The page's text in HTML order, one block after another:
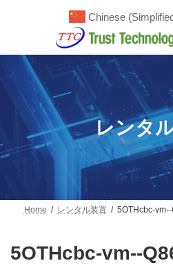
ツ
ス
シ
ン
レンタ
Home レンタル装置 5OTHcbc-
5OTHcbc-vm--
Chinese